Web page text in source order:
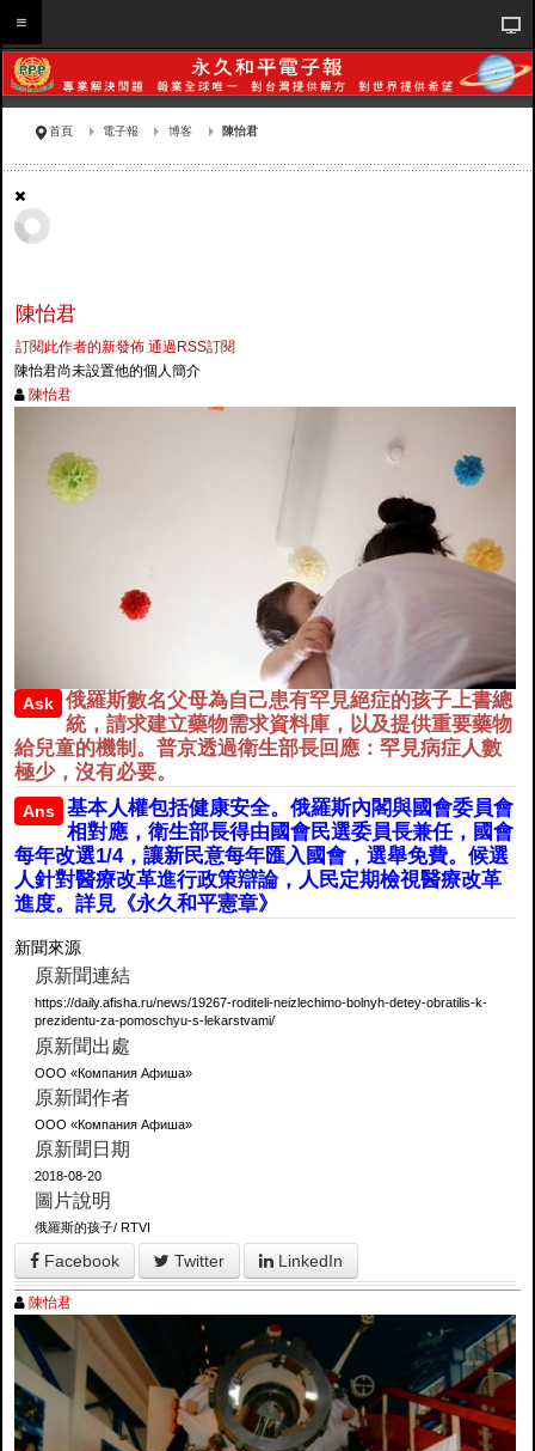
首頁 電子報 博客 陳怡君
陳怡君
訂閱此作者的新發佈 通過RSS訂閱
陳怡君尚未設置他的個人簡介
陳怡君
Ask
俄羅斯數名父母為自己患有罕見絕症的孩子上書總
統，請求建立藥物需求資料庫，以及提供重要藥物
給兒童的機制。普京透過衛生部長回應：罕見病症人數
極少，沒有必要。
Ans
基本人權包括健康安全。俄羅斯內閣與國會委員會
相對應，衛生部長得由國會民選委員長兼任，國會
每年改選1/4，讓新民意每年匯入國會，選舉免費。候選
人針對醫療改革進行政策辯論，人民定期檢視醫療改革
進度。詳見《永久和平憲章》
新聞來源
原新聞連結
https://daily.afisha.ru/news/19267-roditeli-neizlechimo-bolnyh-detey-obratilis-k-
prezidentu-za-pomoschyu-s-lekarstvami/
原新聞出處
ООО «Компания Афиша»
原新聞作者
ООО «Компания Афиша»
原新聞日期
2018-08-20
圖片說明
俄羅斯的孩子/ RTVI
Facebook Twitter LinkedIn
陳怡君